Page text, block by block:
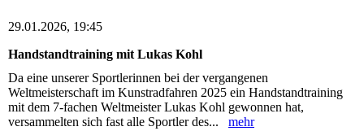
29.01.2026, 19:45
Handstandtraining mit Lukas Kohl
Da eine unserer Sportlerinnen bei der vergangenen
Weltmeisterschaft im Kunstradfahren 2025 ein Handstandtraining
mit dem 7-fachen Weltmeister Lukas Kohl gewonnen hat,
versammelten sich fast alle Sportler des... mehr